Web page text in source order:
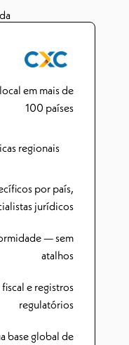
em mais de
100 países
regionais
por país,
jurídicos
— sem
atalhos
e registros
regulatórios
base global de